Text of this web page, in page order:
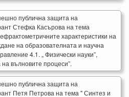
публична защита на
Стефка Касърова на тема
характеристики на
на образователната и научна
4.1. „ Физически науки”,
вълновите процеси”.
публична защита на
Петя Петрова на тема " Синтез и